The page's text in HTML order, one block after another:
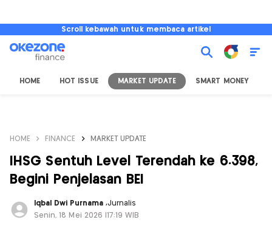
Scroll kebawah untuk membaca artikel
HOME HOT ISSUE MARKET UPDATE SMART MONEY
HOME FINANCE MARKET UPDATE
IHSG Sentuh Level Terendah ke 6.398,
Begini Penjelasan BEI
Iqbal Dwi Purnama ,Jurnalis
Senin, 18 Mei 2026 |17:19 WIB